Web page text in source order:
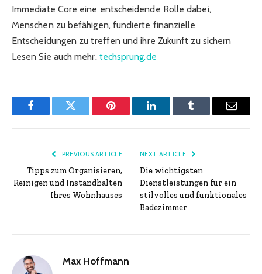
Immediate Core eine entscheidende Rolle dabei,
Menschen zu befähigen, fundierte finanzielle
Entscheidungen zu treffen und ihre Zukunft zu sichern
Lesen Sie auch mehr. techsprung.de
FacebookTwitter Pinterest LinkedInTumblr Email
PREVIOUS ARTICLE
Tipps zum Organisieren,
Reinigen und Instandhalten
Ihres Wohnhauses
NEXT ARTICLE
Die wichtigsten
Dienstleistungen für ein
stilvolles und funktionales
Badezimmer
Max Hoffmann